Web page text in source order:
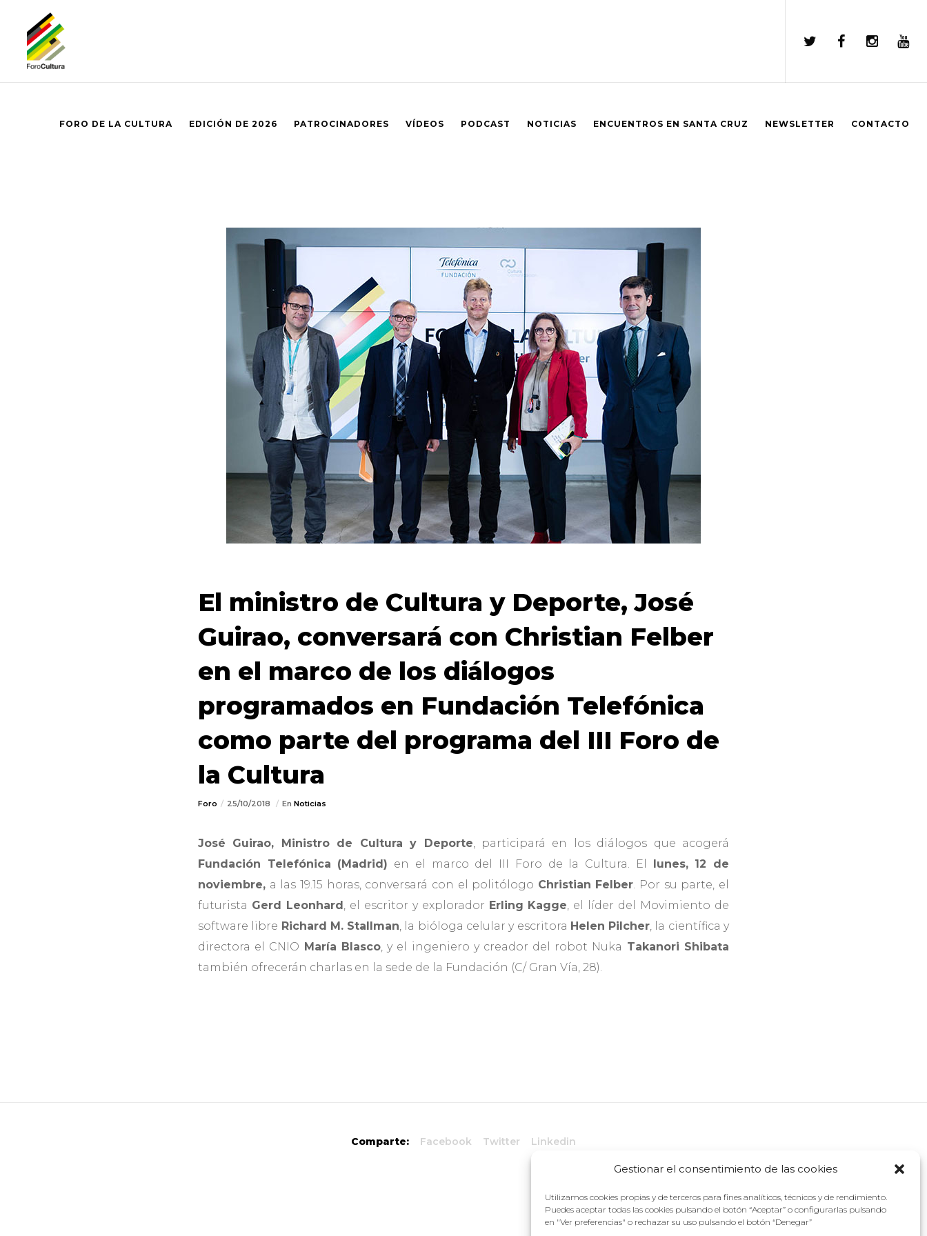
Gestionar el consentimiento de las cookies
Utilizamos cookies propias y de terceros para fines analíticos, técnicos y de rendimiento.
Puedes aceptar todas las cookies pulsando el botón “Aceptar” o configurarlas pulsando
en "Ver preferencias" o rechazar su uso pulsando el botón “Denegar”
FORO DE LA CULTURA EDICIÓN DE 2026 PATROCINADORES VÍDEOS PODCAST NOTICIAS ENCUENTROS EN SANTA CRUZ NEWSLETTER CONTACTO
El ministro de Cultura y Deporte, José
Guirao, conversará con Christian Felber
en el marco de los diálogos
programados en Fundación Telefónica
como parte del programa del III Foro de
la Cultura
Foro 25/10/2018 En Noticias
José Guirao, Ministro de Cultura y Deporte, participará en los diálogos que acogerá
Fundación Telefónica (Madrid) en el marco del III Foro de la Cultura. El lunes, 12 de
noviembre, a las 19.15 horas, conversará con el politólogo Christian Felber. Por su parte, el
futurista Gerd Leonhard, el escritor y explorador Erling Kagge, el líder del Movimiento de
software libre Richard M. Stallman, la bióloga celular y escritora Helen Pilcher, la científica y
directora el CNIO María Blasco, y el ingeniero y creador del robot Nuka Takanori Shibata
también ofrecerán charlas en la sede de la Fundación (C/ Gran Vía, 28).
Comparte: Facebook Twitter Linkedin